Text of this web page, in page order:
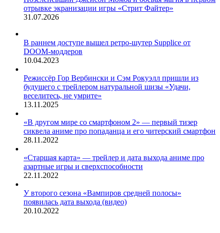
отрывке экранизации игры «Стрит Файтер»
31.07.2026
В раннем доступе вышел ретро-шутер Supplice от
DOOM-моддеров
10.04.2023
Режиссёр Гор Вербински и Сэм Рокуэлл пришли из
будущего с трейлером натуральной шизы «Удачи,
веселитесь, не умрите»
13.11.2025
«В другом мире со смартфоном 2» — первый тизер
сиквела аниме про попаданца и его читерский смартфон
28.11.2022
«Старшая карта» — трейлер и дата выхода аниме про
азартные игры и сверхспособности
22.11.2022
У второго сезона «Вампиров средней полосы»
появилась дата выхода (видео)
20.10.2022